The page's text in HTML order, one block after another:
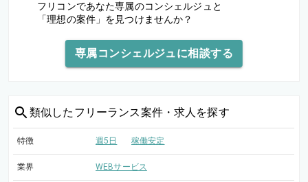
フリコンであなた専属のコンシェルジュと
「理想の案件」を見つけませんか？
専属コンシェルジュに相談する
類似した フリーランス案件・求人を探す
特徴 週5日 稼働安定
業界 WEBサービス